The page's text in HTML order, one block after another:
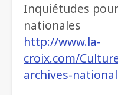
Inquiétudes
nationales
http://www.la-
croix.com/
archives-